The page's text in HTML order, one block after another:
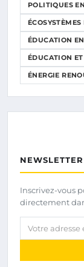
POLITIQUES
ÉDUCATION
ÉDUCATION
ÉNERGIE
NEWSLETTER
Inscrivez-vous
directement
Votre adresse